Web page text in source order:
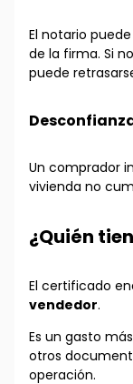
El notario
de la firma. Si
puede
Un comprador
vivienda no
¿Quién
El certificado
vendedor.
Es un gasto
otros
operación.